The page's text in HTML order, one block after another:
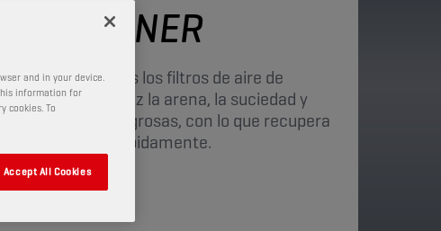
CLEANER
ideal para todos los filtros de aire de
de forma eficaz la arena, la suciedad y
peligrosas, con lo que recupera
del filtro rápidamente.
and in your device.
information for
cookies. To
Accept All Cookies